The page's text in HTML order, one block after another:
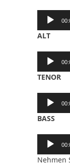
Audio-
Player
ALT
Audio-
Player
TENOR
Audio-
Player
BASS
Audio-
Player
Nehmen